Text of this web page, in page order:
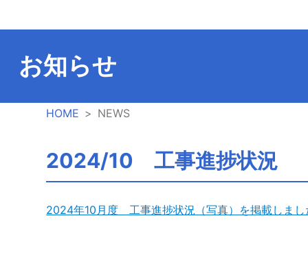
処
理
施
お知らせ
HOME NEWS
2024/10 工事進捗状況
2024年10月度 工事進捗状況（写真）を掲載しまし